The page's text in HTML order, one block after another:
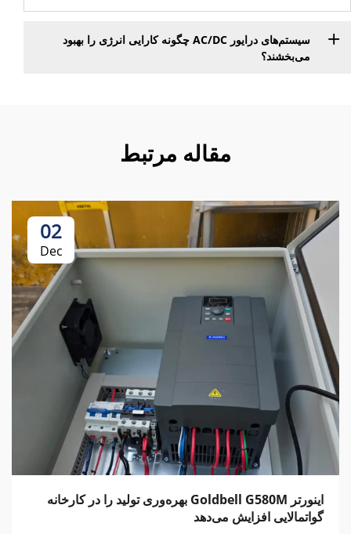
سیستم‌های درایور AC/DC چگونه کارایی انرژی را بهبود
می‌بخشند؟
مقاله مرتبط
02
Dec
اینورتر Goldbell G580M بهره‌وری تولید را در کارخانه
گواتمالایی افزایش می‌دهد